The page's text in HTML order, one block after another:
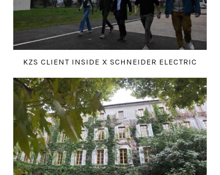
KZS CLIENT INSIDE X SCHNEIDER ELECTRIC